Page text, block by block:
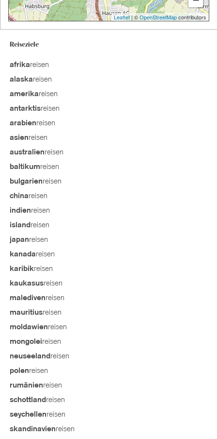
Leaflet| ©OpenStreetMapcontributors
Reiseziele
afrikareisen
alaskareisen
amerikareisen
antarktisreisen
arabienreisen
asienreisen
australienreisen
baltikumreisen
bulgarienreisen
chinareisen
indienreisen
island reisen
japanreisen
kanadareisen
karibikreisen
kaukasusreisen
maledivenreisen
mauritiusreisen
moldawienreisen
mongoleireisen
neuseeland reisen
polenreisen
rumänienreisen
schottland reisen
seychellenreisen
skandinavienreisen